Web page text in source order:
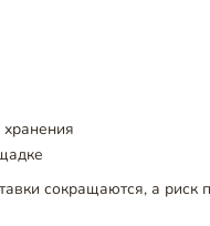
сокращаются, а